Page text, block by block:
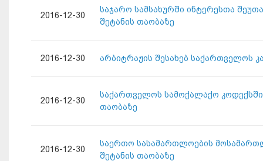
2016-12-30
საჯარო სამსახურში ინტერესთა
შეტანის თაობაზე
2016-12-30 არბიტრაჟის შესახებ საქართველოს
2016-12-30
საქართველოს სამოქალაქო
თაობაზე
2016-12-30
საერთო სასამართლოების
შეტანის თაობაზე